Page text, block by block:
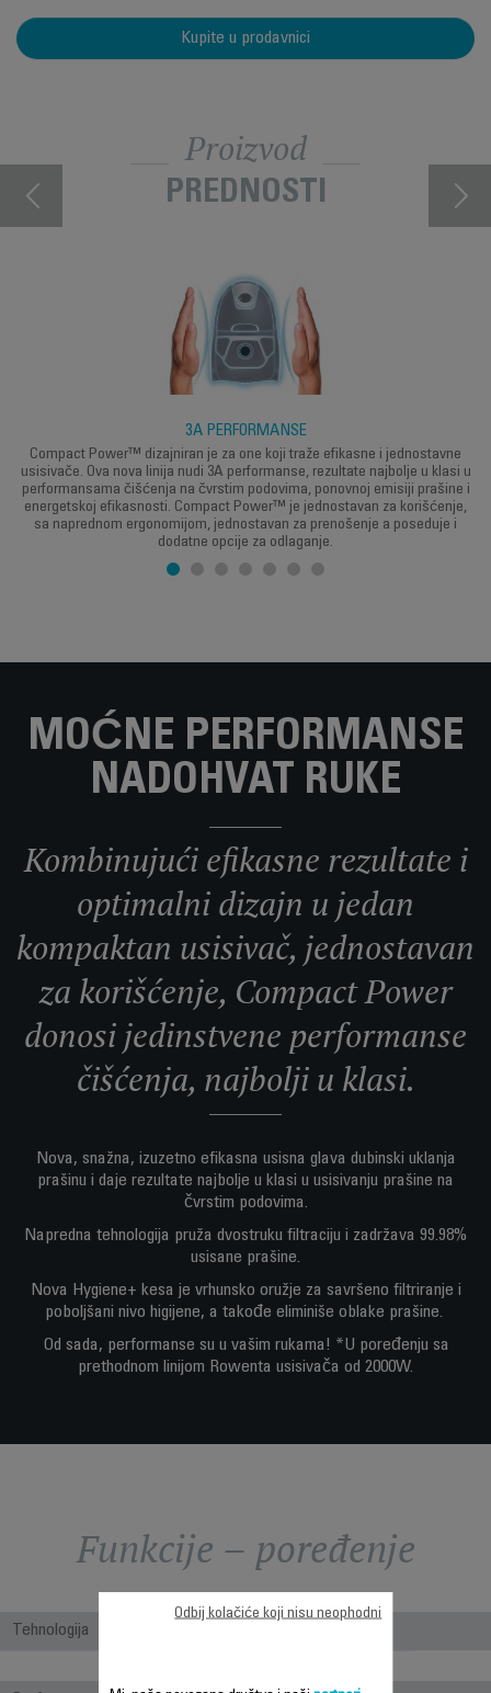
Kupite u prodavnici
Proizvod
PREDNOSTI
3A PERFORMANSE
Compact Power™ dizajniran je za one koji traže efikasne i jednostavne
usisivače. Ova nova linija nudi 3A performanse, rezultate najbolje u klasi u
performansama čišćenja na čvrstim podovima, ponovnoj emisiji prašine i
energetskoj efikasnosti. Compact Power™ je jednostavan za korišćenje,
sa naprednom ergonomijom, jednostavan za prenošenje a poseduje i
dodatne opcije za odlaganje.
MOĆNE PERFORMANSE
NADOHVAT RUKE
Kombinujući efikasne rezultate i
optimalni dizajn u jedan
kompaktan usisivač, jednostavan
za korišćenje, Compact Power
donosi jedinstvene performanse
čišćenja, najbolji u klasi.
Nova, snažna, izuzetno efikasna usisna glava dubinski uklanja
prašinu i daje rezultate najbolje u klasi u usisivanju prašine na
čvrstim podovima.
Napredna tehnologija pruža dvostruku filtraciju i zadržava 99.98%
usisane prašine.
Nova Hygiene+ kesa je vrhunsko oružje za savršeno filtriranje i
poboljšani nivo higijene, a takođe eliminiše oblake prašine.
Od sada, performanse su u vašim rukama! *U poređenju sa
prethodnom linijom Rowenta usisivača od 2000W.
Funkcije – poređenje
Tehnologija
Odbij kolačiće koji nisu neophodni